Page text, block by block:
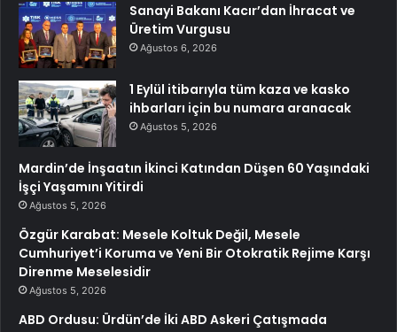
Sanayi Bakanı Kacır’dan İhracat ve
Üretim Vurgusu
Ağustos 6, 2026
1 Eylül itibarıyla tüm kaza ve kasko
ihbarları için bu numara aranacak
Ağustos 5, 2026
Mardin’de İnşaatın İkinci Katından Düşen 60 Yaşındaki
İşçi Yaşamını Yitirdi
Ağustos 5, 2026
Özgür Karabat: Mesele Koltuk Değil, Mesele
Cumhuriyet’i Koruma ve Yeni Bir Otokratik Rejime Karşı
Direnme Meselesidir
Ağustos 5, 2026
ABD Ordusu: Ürdün’de İki ABD Askeri Çatışmada